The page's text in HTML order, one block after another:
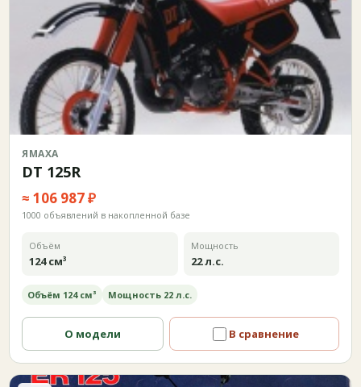
ЯМАХА
DT 125R
≈ 106 987 ₽
1000 объявлений в накопленной базе
Объём
124 см³
Мощность
22 л.с.
Объём 124 см³ Мощность 22 л.с.
О модели В сравнение